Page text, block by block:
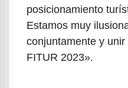
posicionamiento
Estamos muy
conjuntamente y
FITUR 2023».